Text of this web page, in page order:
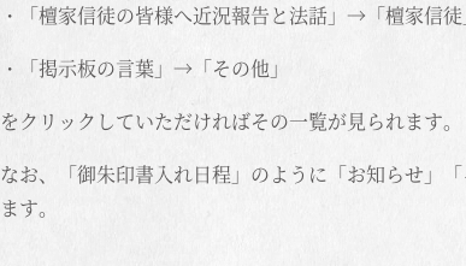
・「檀家信徒の皆様へ近況報告と法話」→「檀家信徒
・「掲示板の言葉」→「その他」
をクリックしていただければその一覧が見られます。
なお、「御朱印書入れ日程」のように「お知らせ」
ます。